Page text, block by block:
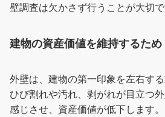
壁調査は欠かさず行うことが大切で
建物の資産価値を維持するため
外壁は、建物の第一印象を左右する
ひび割れや汚れ、剥がれが目立つ
感じさせ、資産価値が低下します。